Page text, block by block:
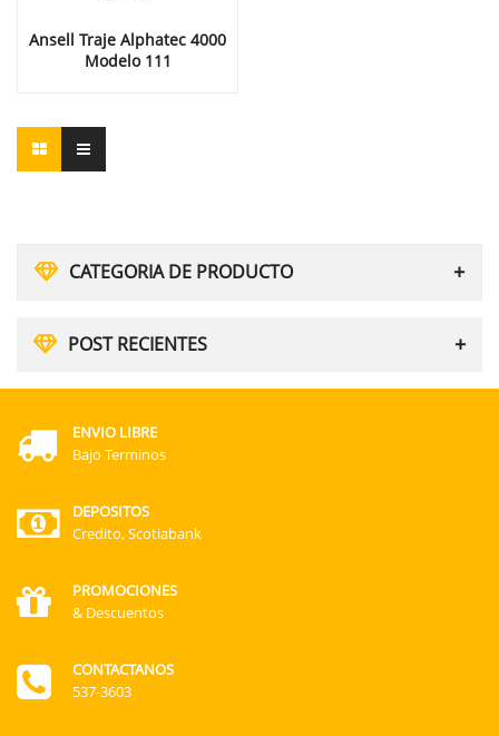
CATEGORIA DE PRODUCTO
POST RECIENTES
Ansell Traje Alphatec 4000
Modelo 111
ENVIO LIBRE
Bajo Terminos
DEPOSITOS
Credito, Scotiabank
PROMOCIONES
& Descuentos
CONTACTANOS
537-3603